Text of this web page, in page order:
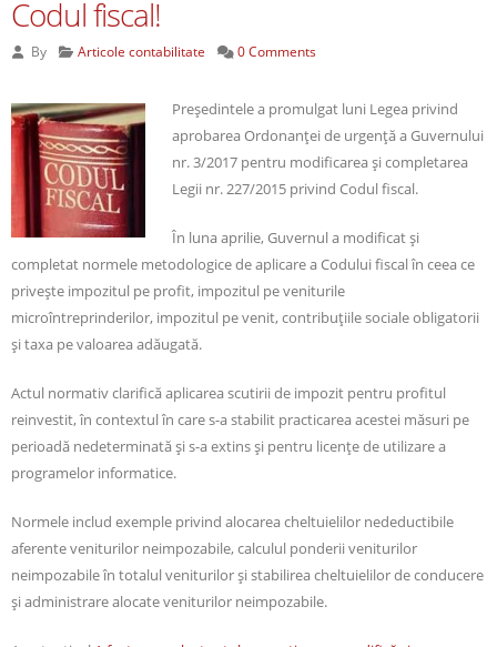
Codul fiscal!
By Articole contabilitate 0 Comments
Preşedintele a promulgat luni Legea privind
aprobarea Ordonanţei de urgenţă a Guvernului
nr. 3/2017 pentru modificarea şi completarea
Legii nr. 227/2015 privind Codul fiscal.
În luna aprilie, Guvernul a modificat şi
completat normele metodologice de aplicare a Codului fiscal în ceea ce
priveşte impozitul pe profit, impozitul pe veniturile
microîntreprinderilor, impozitul pe venit, contribuţiile sociale obligatorii
şi taxa pe valoarea adăugată.
Actul normativ clarifică aplicarea scutirii de impozit pentru profitul
reinvestit, în contextul în care s-a stabilit practicarea acestei măsuri pe
perioadă nedeterminată şi s-a extins şi pentru licenţe de utilizare a
programelor informatice.
Normele includ exemple privind alocarea cheltuielilor nedeductibile
aferente veniturilor neimpozabile, calculul ponderii veniturilor
neimpozabile în totalul veniturilor şi stabilirea cheltuielilor de conducere
şi administrare alocate veniturilor neimpozabile.